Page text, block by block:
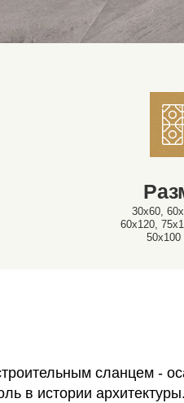
30x60,
60x120,
50x100
сланцем -
в истории